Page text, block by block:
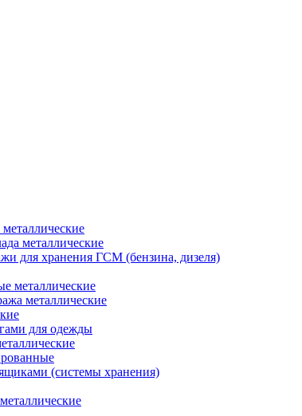
металлические
для хранения ГСМ (бензина, дизеля)
металлические
металлические
для одежды
(системы хранения)